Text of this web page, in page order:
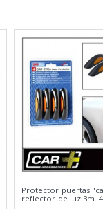
Protector puertas
reflector de luz 3m.